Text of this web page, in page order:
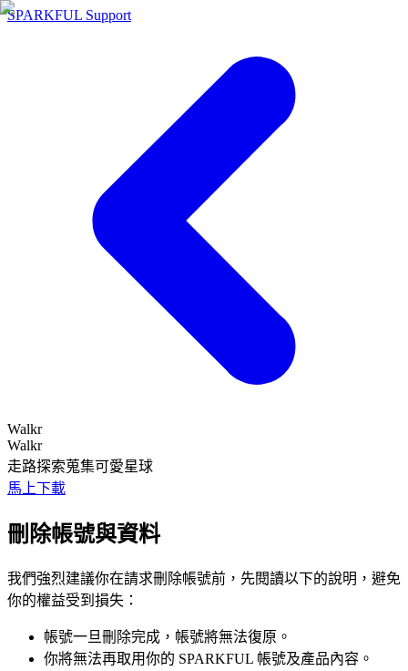
SPARKFUL Support
Walkr
Walkr
走路探索蒐集可愛星球
馬上下載
刪除帳號與資料
我們強烈建議你在請求刪除帳號前，先閱讀以下的說明，避免
你的權益受到損失：
帳號一旦刪除完成，帳號將無法復原。
你將無法再取用你的 SPARKFUL 帳號及產品內容。